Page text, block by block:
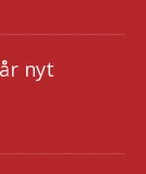
nyt